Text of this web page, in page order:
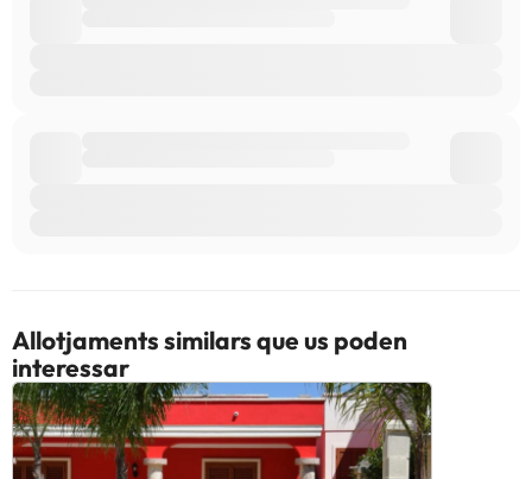
Allotjaments similars que us poden
interessar